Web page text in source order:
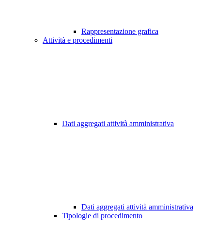
Rappresentazione grafica
Attività e procedimenti
Dati aggregati attività amministrativa
Dati aggregati attività amministrativa
Tipologie di procedimento